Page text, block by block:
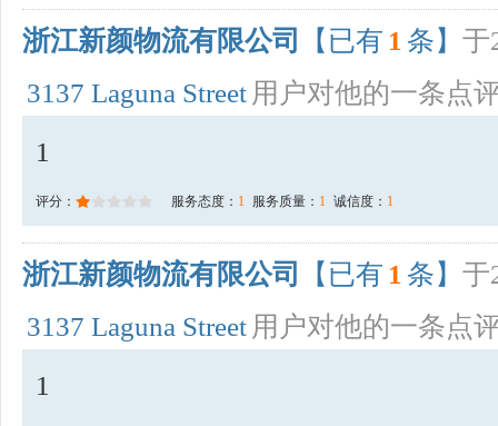
浙江新颜物流有限公司 【已有 1 条】 于
3137 Laguna Street 用户对他的一条点
1
评分： 服务态度： 1 服务质量： 1 诚信度： 1
浙江新颜物流有限公司 【已有 1 条】 于
3137 Laguna Street 用户对他的一条点
1